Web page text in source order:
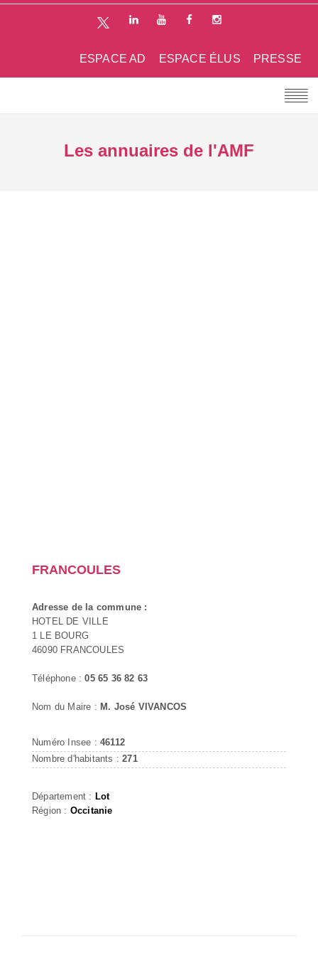
PRESSE
ESPACE ÉLUS
ESPACE AD
Les annuaires de l'AMF
FRANCOULES
Adresse de la commune :
HOTEL DE VILLE
1 LE BOURG
46090 FRANCOULES
Téléphone :05 65 36 82 63
Nom du Maire : M. José VIVANCOS
Numéro Insee : 46112
Nombre d'habitants :271
Département : Lot
Région : Occitanie